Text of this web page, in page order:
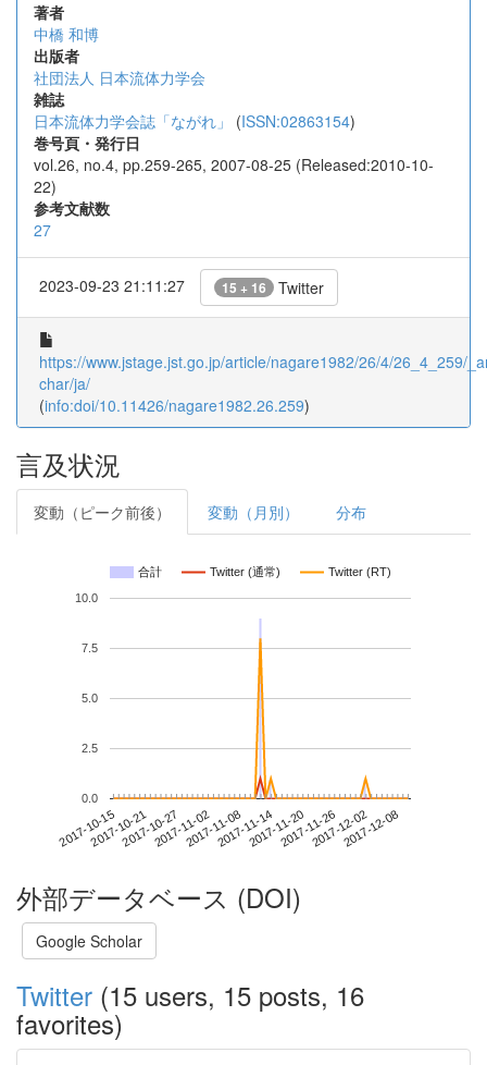
著者
中橋 和博
出版者
社団法人 日本流体力学会
雑誌
日本流体力学会誌「ながれ」
(ISSN:02863154)
巻号頁・発行日
vol.26, no.4, pp.259-265, 2007-08-25 (Released:2010-10-
22)
参考文献数
27
2023-09-23 21:11:27 15 + 16 Twitter
https://www.jstage.jst.go.jp/article/nagare1982/26/4/26_4_259/
char/ja/
(info:doi/10.11426/nagare1982.26.259)
言及状況
変動（ピーク前後） 変動（月別） 分布
合計 Twitter (通常) Twitter (RT)
2017-10-152017-10-212017-10-272017-11-022017-11-082017-11-142017-11-202017-11-262017-12-022017-12-08
0.0
2.5
5.0
7.5
10.0
外部データベース (DOI)
Google Scholar
Twitter (15 users, 15 posts, 16
favorites)